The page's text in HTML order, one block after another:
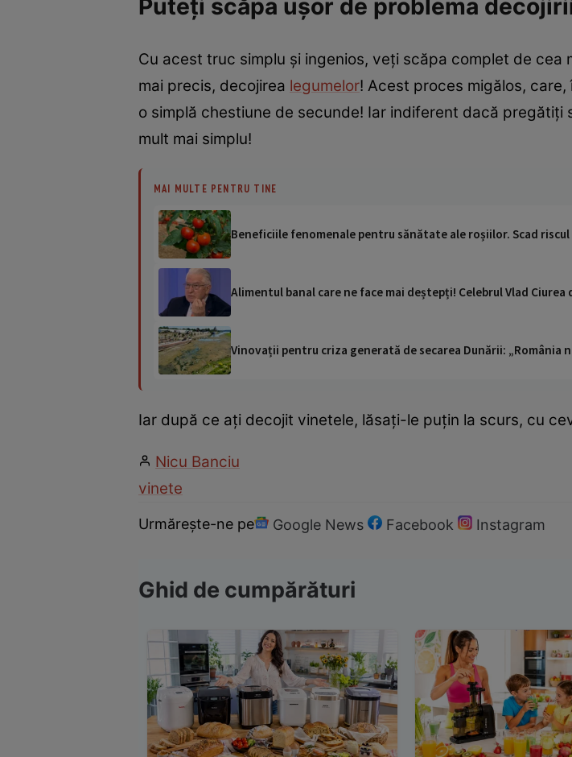
Puteți scăpa ușor de problema
Cu acest truc simplu și ingenios, veți scăpa complet de
mai precis, decojirea legumelor! Acest proces migălos,
o simplă chestiune de secunde! Iar indiferent dacă
mult mai simplu!
MAI MULTE PENTRU TINE
Beneficiile fenomenale pentru sănătate ale roșiilor. Scad
Alimentul banal care ne face mai deștepți! Celebrul Vlad
Vinovații pentru criza generată de secarea Dunării:
Iar după ce ați decojit vinetele, lăsați-le puțin la scurs, cu
Nicu Banciu
vinete
Urmărește-ne pe Google News Facebook Instagram
Ghid de cumpărături